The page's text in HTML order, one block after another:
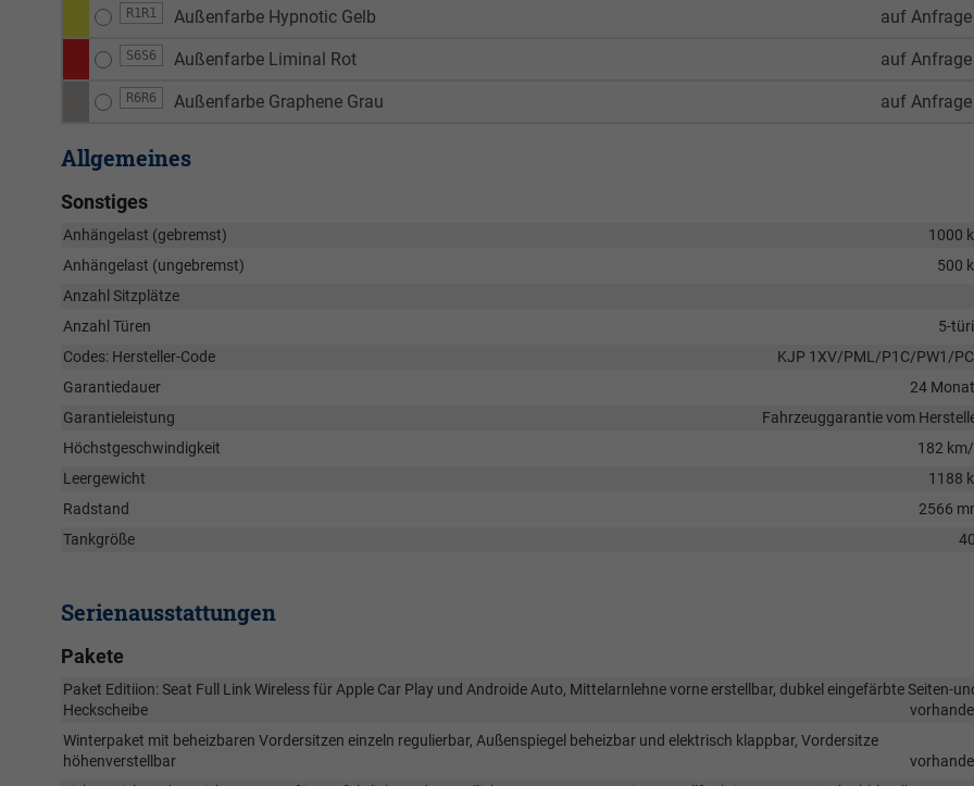
R1R1 Außenfarbe Hypnotic Gelb auf Anfrage
S6S6 Außenfarbe Liminal Rot auf Anfrage
R6R6 Außenfarbe Graphene Grau auf Anfrage
Allgemeines
Sonstiges
Anhängelast (gebremst)
1000
Anhängelast (ungebremst)
500
Anzahl Sitzplätze
Anzahl Türen
5-
Codes: Hersteller-Code
KJP 1XV/PML/P1C/PW1/
Garantiedauer
24
Garantieleistung
Fahrzeuggarantie vom
Höchstgeschwindigkeit
182
Leergewicht
1188
Radstand
2566
Tankgröße
40 l
Serienausstattungen
Pakete
Paket Editiion: Seat Full Link Wireless für Apple Car Play und Androide Auto, Mittelarnlehne vorne erstellbar, dubkel eingefärbte Seiten-
Heckscheibe
Winterpaket mit beheizbaren Vordersitzen einzeln regulierbar, Außenspiegel beheizbar und elektrisch klappbar, Vordersitze
höhenverstellbar